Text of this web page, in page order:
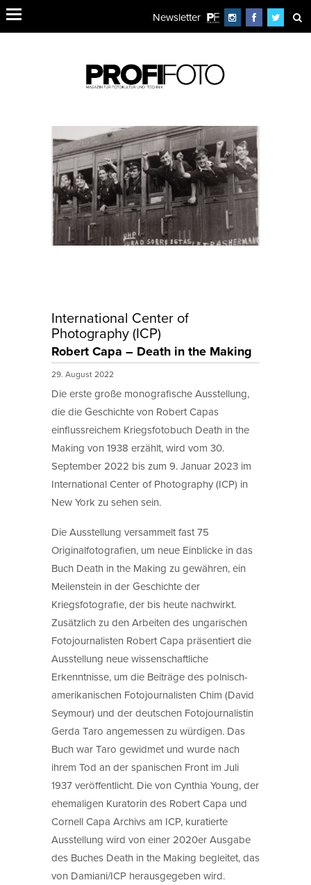
Newsletter
International Center of
Photography (ICP)
Robert Capa – Death in the Making
29. August 2022
Die erste große monografische Ausstellung,
die die Geschichte von Robert Capas
einflussreichem Kriegsfotobuch Death in the
Making von 1938 erzählt, wird vom 30.
September 2022 bis zum 9. Januar 2023 im
International Center of Photography (ICP) in
New York zu sehen sein.
Die Ausstellung versammelt fast 75
Originalfotografien, um neue Einblicke in das
Buch Death in the Making zu gewähren, ein
Meilenstein in der Geschichte der
Kriegsfotografie, der bis heute nachwirkt.
Zusätzlich zu den Arbeiten des ungarischen
Fotojournalisten Robert Capa präsentiert die
Ausstellung neue wissenschaftliche
Erkenntnisse, um die Beiträge des polnisch-
amerikanischen Fotojournalisten Chim (David
Seymour) und der deutschen Fotojournalistin
Gerda Taro angemessen zu würdigen. Das
Buch war Taro gewidmet und wurde nach
ihrem Tod an der spanischen Front im Juli
1937 veröffentlicht. Die von Cynthia Young, der
ehemaligen Kuratorin des Robert Capa und
Cornell Capa Archivs am ICP, kuratierte
Ausstellung wird von einer 2020er Ausgabe
des Buches Death in the Making begleitet, das
von Damiani/ICP herausgegeben wird.